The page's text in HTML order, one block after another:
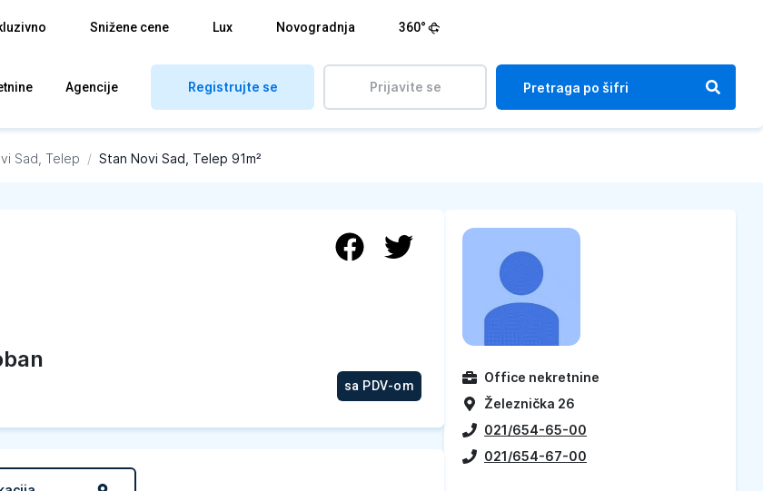
Snižene cene Lux Novogradnja 360°
Agencije Registrujte se Prijavite se
Sad, Telep / Stan Novi Sad, Telep 91m²
sa PDV-om
Office nekretnine
Železnička 26
021/654-65-00
021/654-67-00